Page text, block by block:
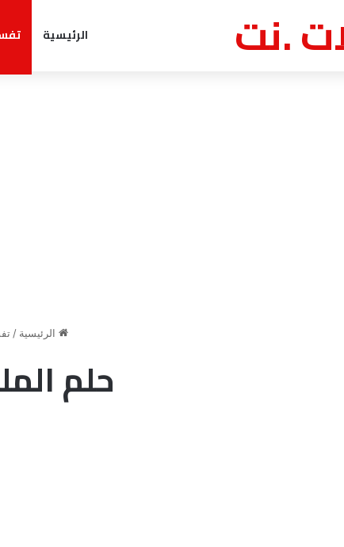
.نت الرئيسية
الرئيسية /
حلم